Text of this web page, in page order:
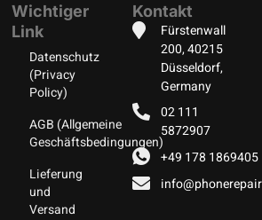
Kontakt
Fürstenwall
200, 40215
Düsseldorf,
Germany
02 111
5872907
+49 178 1869405
Wichtiger
Link
Datenschutz
(Privacy
Policy)
AGB (Allgemeine
Geschäftsbedingungen)
Lieferung
und
Versand